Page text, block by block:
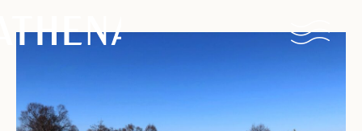
Naturisme